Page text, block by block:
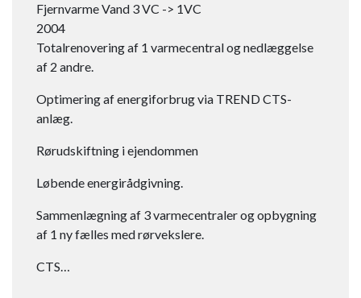
Fjernvarme Vand 3 VC -> 1VC​
2004
Totalrenovering af 1 varmecentral og nedlæggelse
af 2 andre.
Optimering af energiforbrug via TREND CTS-
anlæg.
Rørudskiftning i ejendommen
Løbende energirådgivning.
Sammenlægning af 3 varmecentraler og opbygning
af 1 ny fælles med rørvekslere.
CTS…